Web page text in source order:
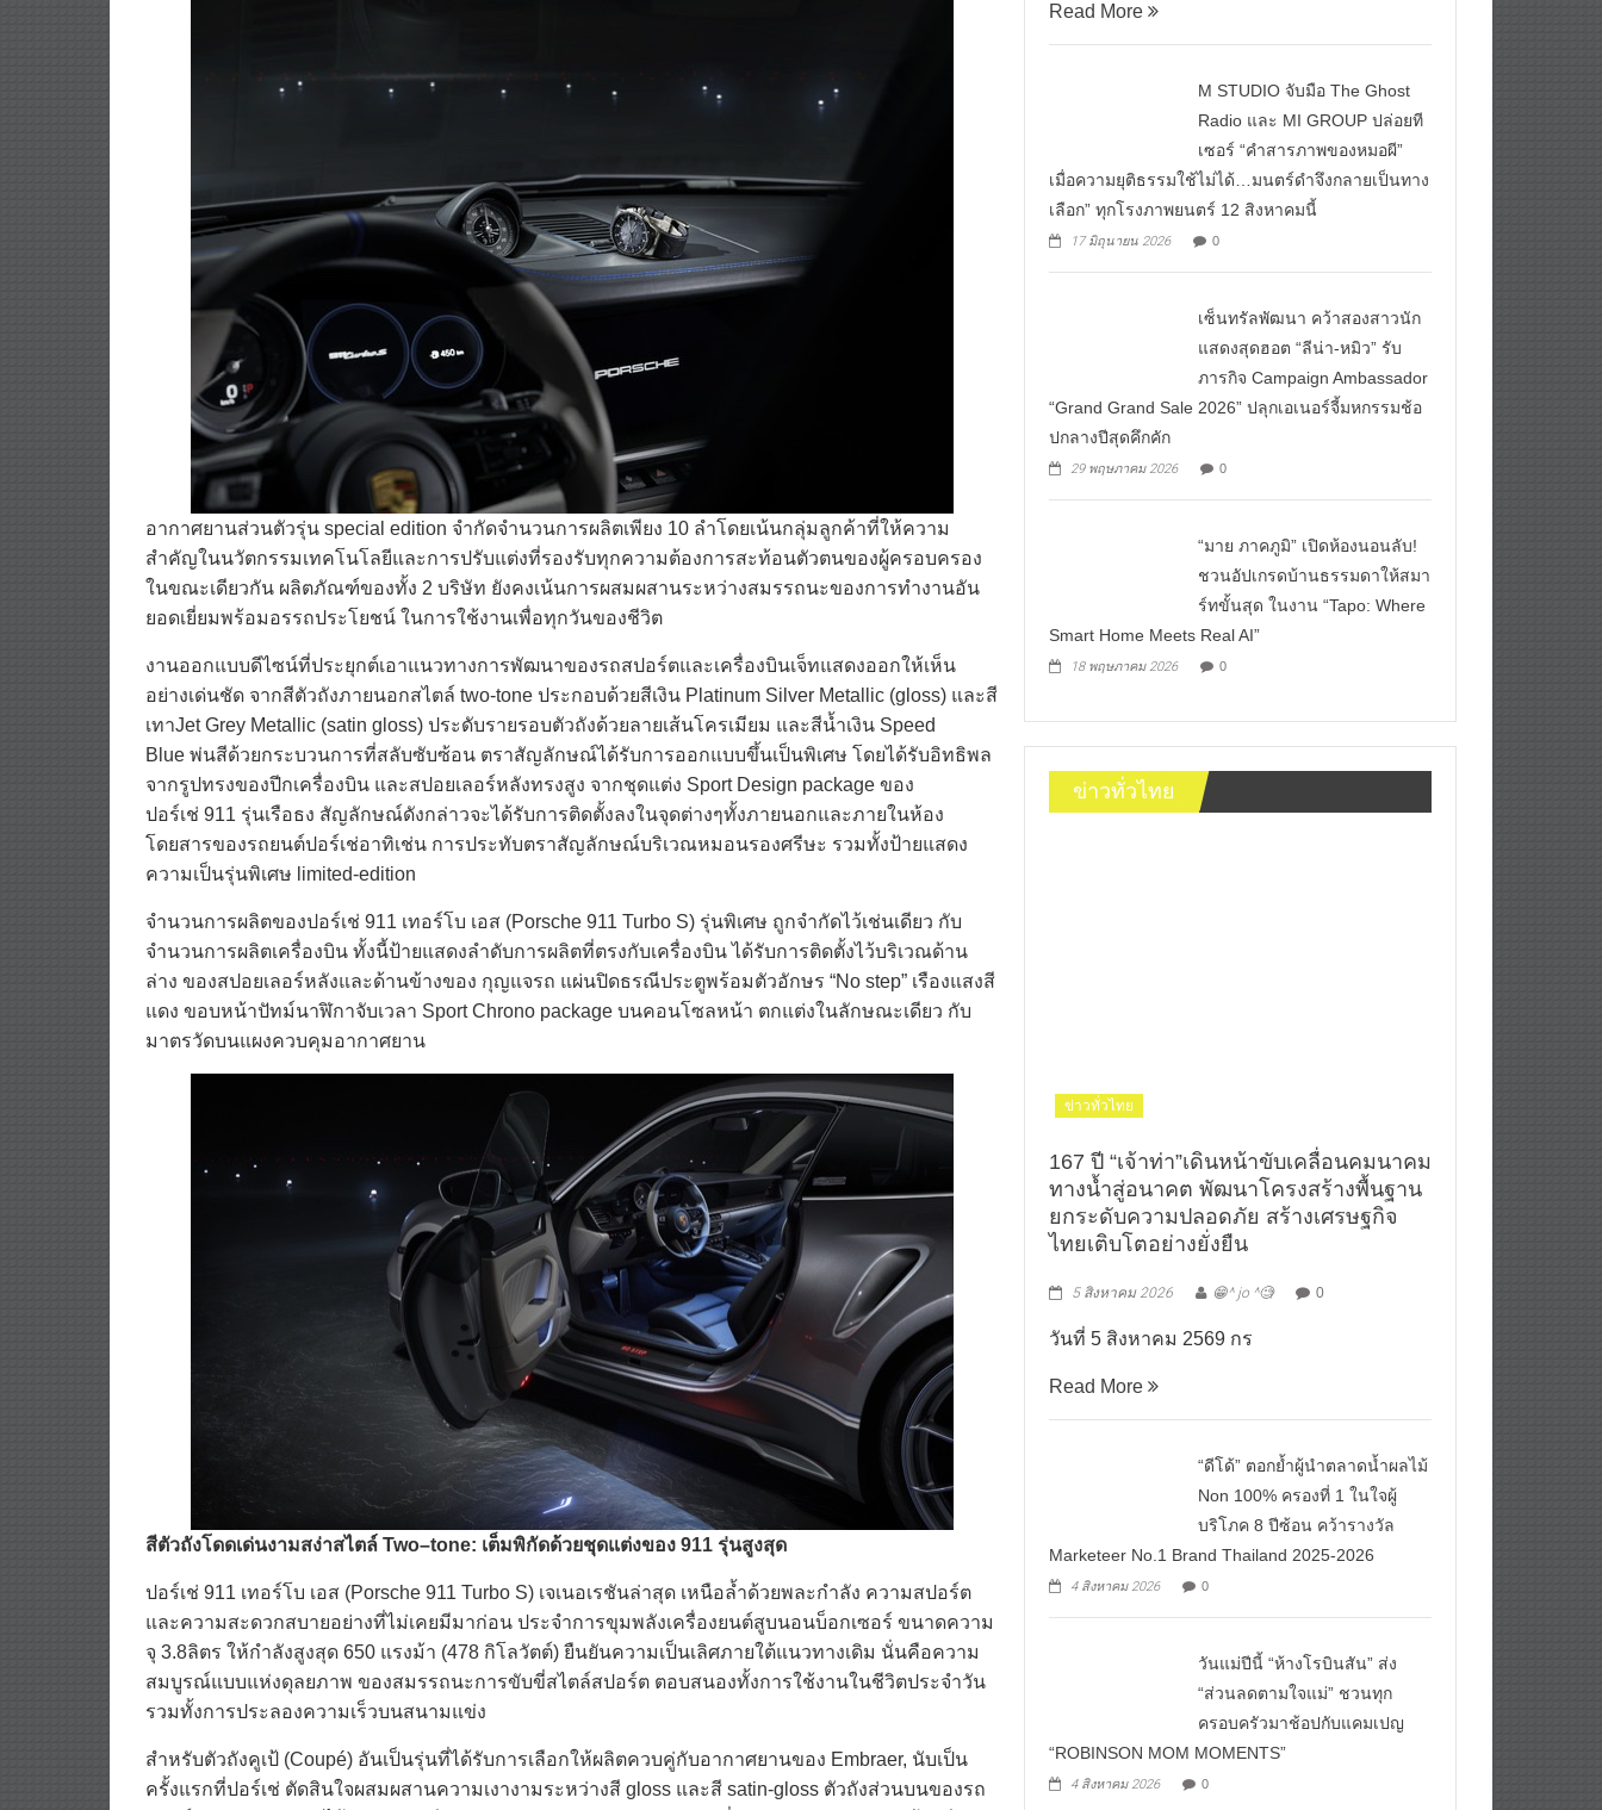
อากาศยานส่วนตัวรุ่น special edition จำกัดจำนวนการผลิตเพียง 10 ลำโดยเน้นกลุ่มลูกค้าที่ให้ความ
สำคัญในนวัตกรรมเทคโนโลยีและการปรับแต่งที่รองรับทุกความต้องการสะท้อนตัวตนของผู้ครอบครอง
ในขณะเดียวกัน ผลิตภัณฑ์ของทั้ง 2 บริษัท ยังคงเน้นการผสมผสานระหว่างสมรรถนะของการทำงานอัน
ยอดเยี่ยมพร้อมอรรถประโยชน์ ในการใช้งานเพื่อทุกวันของชีวิต
งานออกแบบดีไซน์ที่ประยุกต์เอาแนวทางการพัฒนาของรถสปอร์ตและเครื่องบินเจ็ทแสดงออกให้เห็น
อย่างเด่นชัด จากสีตัวถังภายนอกสไตล์ two-tone ประกอบด้วยสีเงิน Platinum Silver Metallic (gloss) และสี
เทาJet Grey Metallic (satin gloss) ประดับรายรอบตัวถังด้วยลายเส้นโครเมียม และสีน้ำเงิน Speed
Blue พ่นสีด้วยกระบวนการที่สลับซับซ้อน ตราสัญลักษณ์ได้รับการออกแบบขึ้นเป็นพิเศษ โดยได้รับอิทธิพล
จากรูปทรงของปีกเครื่องบิน และสปอยเลอร์หลังทรงสูง จากชุดแต่ง Sport Design package ของ
ปอร์เช่ 911 รุ่นเรือธง สัญลักษณ์ดังกล่าวจะได้รับการติดตั้งลงในจุดต่างๆทั้งภายนอกและภายในห้อง
โดยสารของรถยนต์ปอร์เช่อาทิเช่น การประทับตราสัญลักษณ์บริเวณหมอนรองศรีษะ รวมทั้งป้ายแสดง
ความเป็นรุ่นพิเศษ limited-edition
จำนวนการผลิตของปอร์เช่ 911 เทอร์โบ เอส (Porsche 911 Turbo S) รุ่นพิเศษ ถูกจำกัดไว้เช่นเดียว กับ
จำนวนการผลิตเครื่องบิน ทั้งนี้ป้ายแสดงลำดับการผลิตที่ตรงกับเครื่องบิน ได้รับการติดตั้งไว้บริเวณด้าน
ล่าง ของสปอยเลอร์หลังและด้านข้างของ กุญแจรถ แผ่นปิดธรณีประตูพร้อมตัวอักษร “No step” เรืองแสงสี
แดง ขอบหน้าปัทม์นาฬิกาจับเวลา Sport Chrono package บนคอนโซลหน้า ตกแต่งในลักษณะเดียว กับ
มาตรวัดบนแผงควบคุมอากาศยาน
สีตัวถังโดดเด่นงามสง่าสไตล์ Two–tone: เต็มพิกัดด้วยชุดแต่งของ 911 รุ่นสูงสุด
ปอร์เช่ 911 เทอร์โบ เอส (Porsche 911 Turbo S) เจเนอเรชันล่าสุด เหนือล้ำด้วยพละกำลัง ความสปอร์ต
และความสะดวกสบายอย่างที่ไม่เคยมีมาก่อน ประจำการขุมพลังเครื่องยนต์สูบนอนบ็อกเซอร์ ขนาดความ
จุ 3.8ลิตร ให้กำลังสูงสุด 650 แรงม้า (478 กิโลวัตต์) ยืนยันความเป็นเลิศภายใต้แนวทางเดิม นั่นคือความ
สมบูรณ์แบบแห่งดุลยภาพ ของสมรรถนะการขับขี่สไตล์สปอร์ต ตอบสนองทั้งการใช้งานในชีวิตประจำวัน
รวมทั้งการประลองความเร็วบนสนามแข่ง
สำหรับตัวถังคูเป้ (Coupé) อันเป็นรุ่นที่ได้รับการเลือกให้ผลิตควบคู่กับอากาศยานของ Embraer, นับเป็น
ครั้งแรกที่ปอร์เช่ ตัดสินใจผสมผสานความเงางามระหว่างสี gloss และสี satin-gloss ตัวถังส่วนบนของรถ
Read More
M STUDIO จับมือ The Ghost
Radio และ MI GROUP ปล่อยที
เซอร์ “คำสารภาพของหมอผี”
เมื่อความยุติธรรมใช้ไม่ได้…มนตร์ดำจึงกลายเป็นทาง
เลือก” ทุกโรงภาพยนตร์ 12 สิงหาคมนี้
17 มิถุนายน 2026 0
เซ็นทรัลพัฒนา คว้าสองสาวนัก
แสดงสุดฮอต “ลีน่า-หมิว” รับ
ภารกิจ Campaign Ambassador
“Grand Grand Sale 2026” ปลุกเอเนอร์จี้มหกรรมช้อ
ปกลางปีสุดคึกคัก
29 พฤษภาคม 2026 0
“มาย ภาคภูมิ” เปิดห้องนอนลับ!
ชวนอัปเกรดบ้านธรรมดาให้สมา
ร์ทขั้นสุด ในงาน “Tapo: Where
Smart Home Meets Real AI”
18 พฤษภาคม 2026 0
ข่าวทั่วไทย
ข่าวทั่วไทย
167 ปี “เจ้าท่า”เดินหน้าขับเคลื่อนคมนาคม
ทางน้ำสู่อนาคต พัฒนาโครงสร้างพื้นฐาน
ยกระดับความปลอดภัย สร้างเศรษฐกิจ
ไทยเติบโตอย่างยั่งยืน
5 สิงหาคม 2026 😁^ jo ^🧐 0
วันที่ 5 สิงหาคม 2569 กร
Read More
“ดีโด้” ตอกย้ำผู้นำตลาดน้ำผลไม้
Non 100% ครองที่ 1 ในใจผู้
บริโภค 8 ปีซ้อน คว้ารางวัล
Marketeer No.1 Brand Thailand 2025-2026
4 สิงหาคม 2026 0
วันแม่ปีนี้ “ห้างโรบินสัน” ส่ง
“ส่วนลดตามใจแม่” ชวนทุก
ครอบครัวมาช้อปกับแคมเปญ
“ROBINSON MOM MOMENTS”
4 สิงหาคม 2026 0